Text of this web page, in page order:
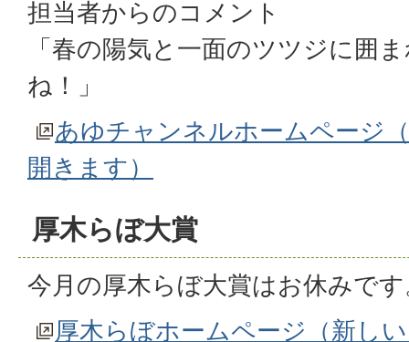
担当者からのコメント
「春の陽気と一面のツツジに囲
ね！」
あゆチャンネルホームページ
開きます）
厚木らぼ大賞
今月の厚木らぼ大賞はお休みで
厚木らぼホームページ（新し